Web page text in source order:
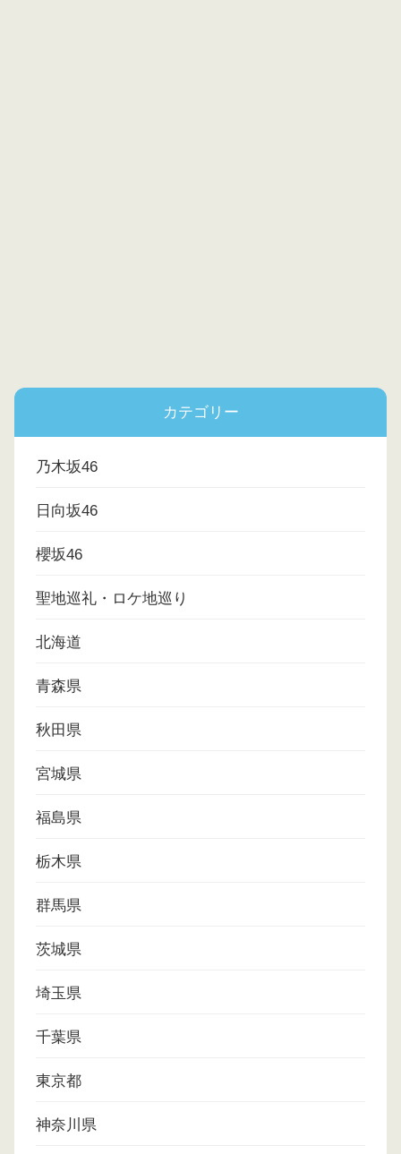
カテゴリー
乃木坂46
日向坂46
櫻坂46
聖地巡礼・ロケ地巡り
北海道
青森県
秋田県
宮城県
福島県
栃木県
群馬県
茨城県
埼玉県
千葉県
東京都
神奈川県